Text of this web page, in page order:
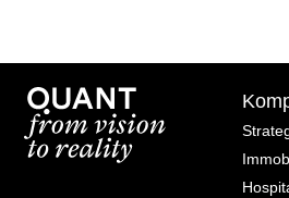
Megatrends
Lebensstile